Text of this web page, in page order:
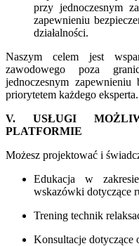
przy jednoczesnym
zapewnieniu
działalności.
Naszym celem jest
zawodowego poza
jednoczesnym zapewnieniu
priorytetem każdego eksperta.
V. USŁUGI
PLATFORMIE
Możesz projektować i
Edukacja w
wskazówki dotyczące
Trening technik
Konsultacje dotyczące